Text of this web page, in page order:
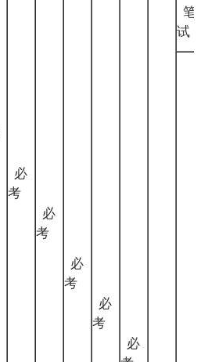
必
考
必
考
必
考
必
考
必
笔
试